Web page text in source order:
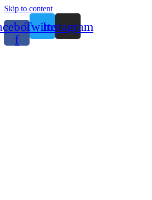
Skip to content
f
TwitterInstagram